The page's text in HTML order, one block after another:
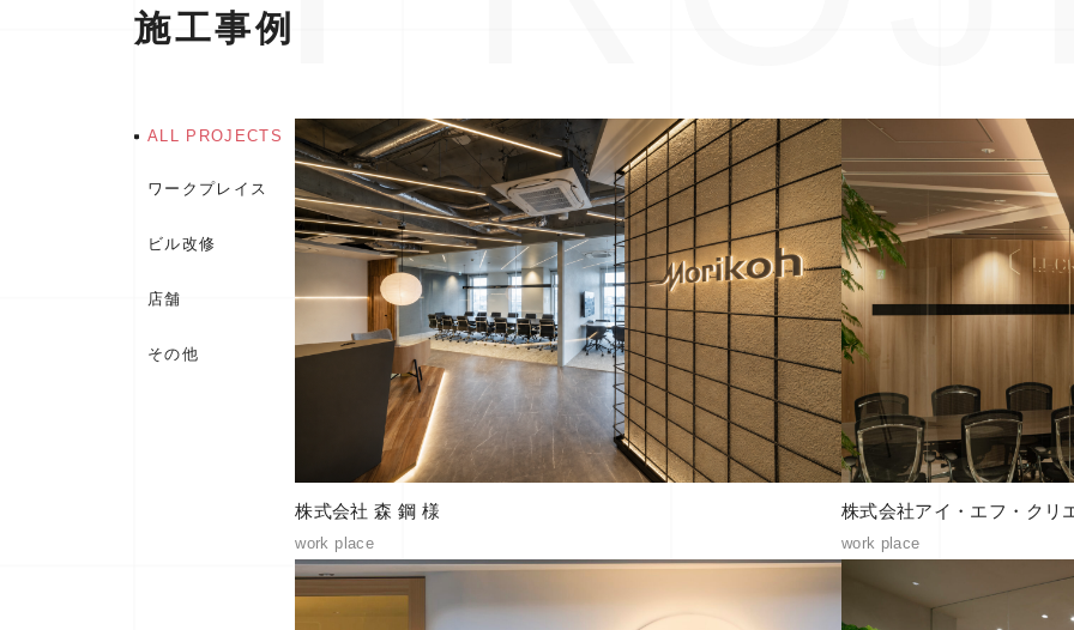
施工事例
ALL PROJECTS
ワークプレイス
ビル改修
店舗
その他
株式会社 森 鋼 様
work place
株式会社アイ・エフ・クリ
work place